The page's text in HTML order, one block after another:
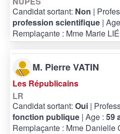
Candidat sortant: Non |
profession scientifique |
Remplaçante : Mme Marie
M. Pierre VATIN
Les Républicains
LR
Candidat sortant: Oui |
fonction publique | Age : 59
Remplaçante : Mme Danielle